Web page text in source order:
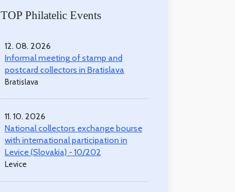
TOP Philatelic Events
12. 08. 2026
Informal meeting of stamp and
postcard collectors in Bratislava
Bratislava
11. 10. 2026
National collectors exchange bourse
with international participation in
Levice (Slovakia) - 10/202
Levice